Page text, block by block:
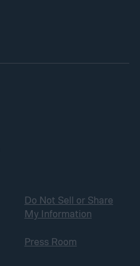
Do Not Sell or Share
My Information
Press Room